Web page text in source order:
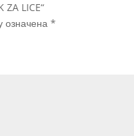
ZA LICE“
означена*